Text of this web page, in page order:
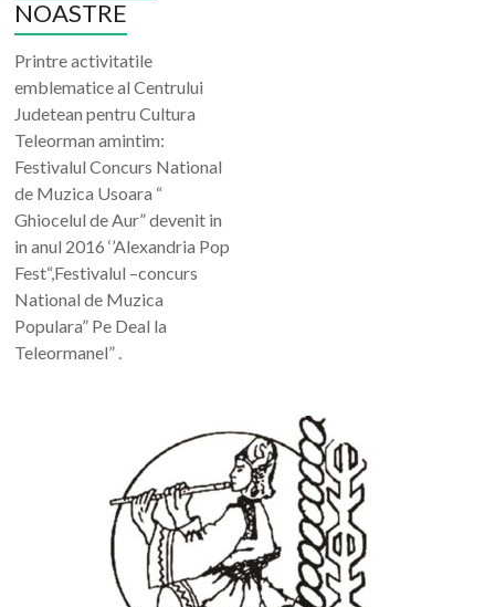
NOASTRE
Printre activitatile
emblematice al Centrului
Judetean pentru Cultura
Teleorman amintim:
Festivalul Concurs National
de Muzica Usoara “
Ghiocelul de Aur” devenit in
in anul 2016 ‘’Alexandria Pop
Fest“,Festivalul –concurs
National de Muzica
Populara” Pe Deal la
Teleormanel” .